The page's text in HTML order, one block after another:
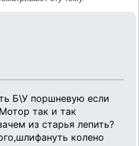
Б\У поршневую если
так и так
из старья лепить?
колено